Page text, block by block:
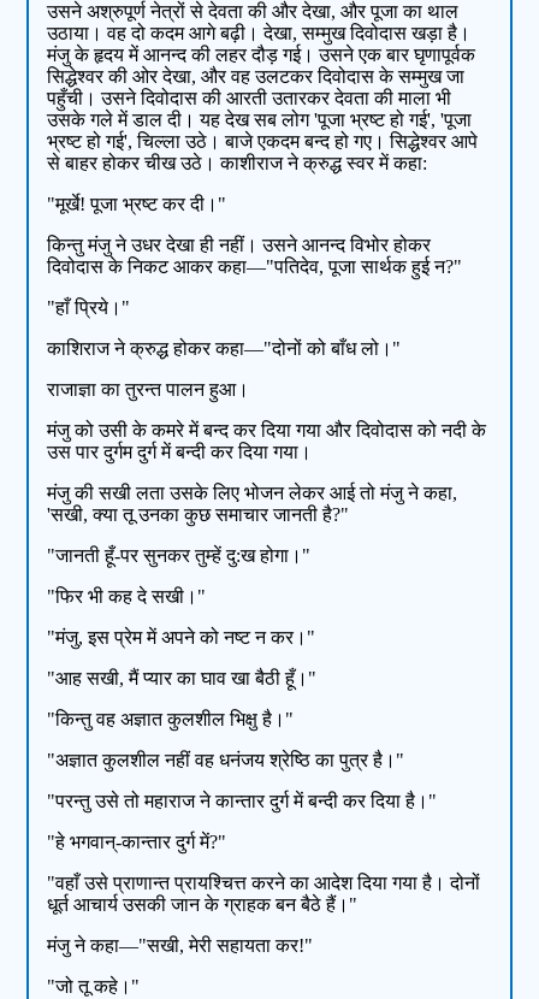
उसने अश्रुपूर्ण नेत्रों से देवता की और देखा, और पूजा का थाल
उठाया। वह दो कदम आगे बढ़ी। देखा, सम्मुख दिवोदास खड़ा है।
मंजु के हृदय में आनन्द की लहर दौड़ गई। उसने एक बार घृणापूर्वक
सिद्धेश्वर की ओर देखा, और वह उलटकर दिवोदास के सम्मुख जा
पहुँची। उसने दिवोदास की आरती उतारकर देवता की माला भी
उसके गले में डाल दी। यह देख सब लोग 'पूजा भ्रष्ट हो गई', 'पूजा
भ्रष्ट हो गई', चिल्ला उठे। बाजे एकदम बन्द हो गए। सिद्धेश्वर आपे
से बाहर होकर चीख उठे। काशीराज ने क्रुद्ध स्वर में कहा:
"मूर्खे! पूजा भ्रष्ट कर दी।"
किन्तु मंजु ने उधर देखा ही नहीं। उसने आनन्द विभोर होकर
दिवोदास के निकट आकर कहा—"पतिदेव, पूजा सार्थक हुई न?"
"हाँ प्रिये।"
काशिराज ने क्रुद्ध होकर कहा—"दोनों को बाँध लो।"
राजाज्ञा का तुरन्त पालन हुआ।
मंजु को उसी के कमरे में बन्द कर दिया गया और दिवोदास को नदी के
उस पार दुर्गम दुर्ग में बन्दी कर दिया गया।
मंजु की सखी लता उसके लिए भोजन लेकर आई तो मंजु ने कहा,
'सखी, क्या तू उनका कुछ समाचार जानती है?"
"जानती हूँ-पर सुनकर तुम्हें दु:ख होगा।"
"फिर भी कह दे सखी।"
"मंजु, इस प्रेम में अपने को नष्ट न कर।"
"आह सखी, मैं प्यार का घाव खा बैठी हूँ।"
"किन्तु वह अज्ञात कुलशील भिक्षु है।"
"अज्ञात कुलशील नहीं वह धनंजय श्रेष्ठि का पुत्र है।"
"परन्तु उसे तो महाराज ने कान्तार दुर्ग में बन्दी कर दिया है।"
"हे भगवान्-कान्तार दुर्ग में?"
"वहाँ उसे प्राणान्त प्रायश्चित्त करने का आदेश दिया गया है। दोनों
धूर्त आचार्य उसकी जान के ग्राहक बन बैठे हैं।"
मंजु ने कहा—"सखी, मेरी सहायता कर!"
"जो तू कहे।"